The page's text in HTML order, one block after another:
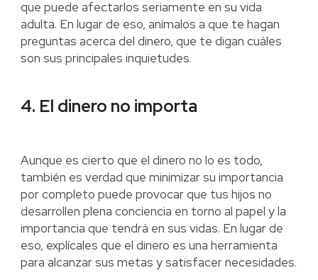
que puede afectarlos seriamente en su vida
adulta. En lugar de eso, anímalos a que te hagan
preguntas acerca del dinero, que te digan cuáles
son sus principales inquietudes.
4. El dinero no importa
Aunque es cierto que el dinero no lo es todo,
también es verdad que minimizar su importancia
por completo puede provocar que tus hijos no
desarrollen plena conciencia en torno al papel y la
importancia que tendrá en sus vidas. En lugar de
eso, explícales que el dinero es una herramienta
para alcanzar sus metas y satisfacer necesidades.